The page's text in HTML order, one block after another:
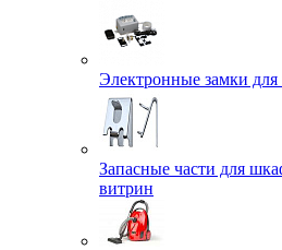
Электронные замки
Запасные части для
витрин